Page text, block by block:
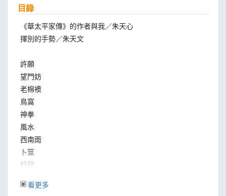
目錄
《華太平家傳》的作者與我／朱天心
揮別的手勢／朱天文
許願
望門妨
老棉襖
鳥窩
神拳
風水
西南雨
卜筮
妖孽
躲伏看更多